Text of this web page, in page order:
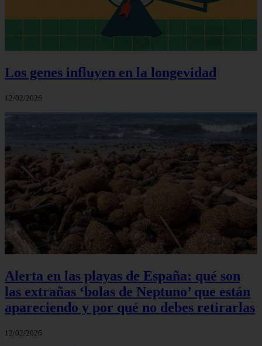
Los genes influyen en la longevidad
12/02/2026
Alerta en las playas de España: qué son
las extrañas ‘bolas de Neptuno’ que están
apareciendo y por qué no debes retirarlas
12/02/2026